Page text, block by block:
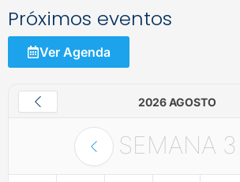
Próximos eventos
Ver Agenda
2026 AGOSTO
SEMANA 3